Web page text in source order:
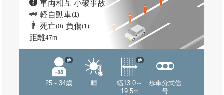
車両相互 小破事故
軽自動車(1)
死亡(0) 負傷(1)
距離47m
25～34歳
他
晴
幅13.0～
19.5m
他
歩車分式信
号